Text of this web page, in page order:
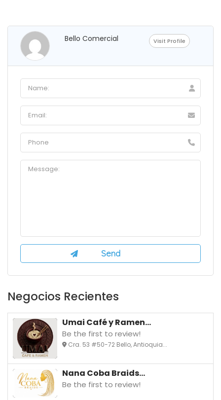
Bello Comercial Visit Profile
Negocios Recientes
Umai Café y Ramen...
Be the first to review!
Cra. 53 #50-72 Bello, Antioquia...
Nana Coba Braids...
Be the first to review!